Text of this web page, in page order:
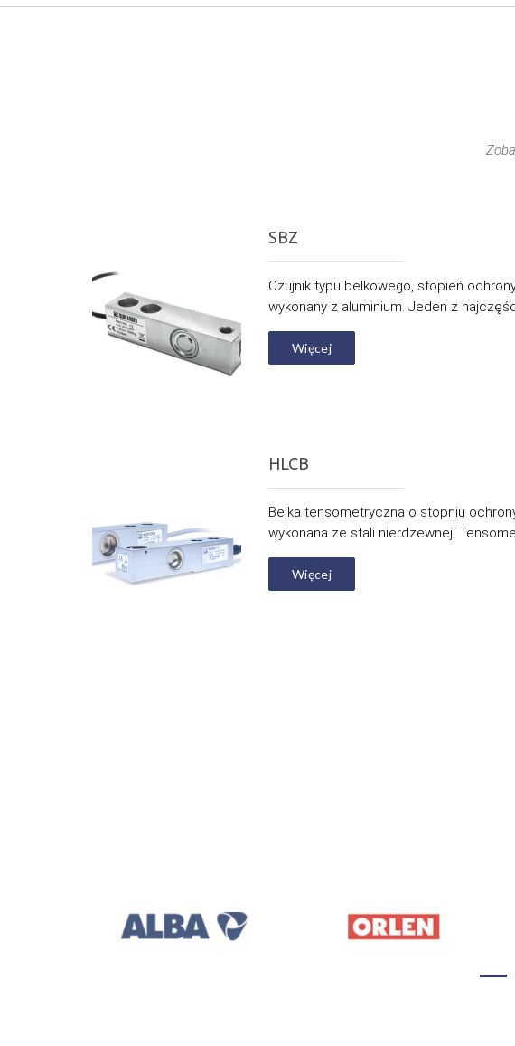
SBZ
Czujnik typu belkowego, stopień
wykonany z aluminium. Jeden z
Więcej
HLCB
Belka tensometryczna o stopniu
wykonana ze stali nierdzewnej.
Więcej